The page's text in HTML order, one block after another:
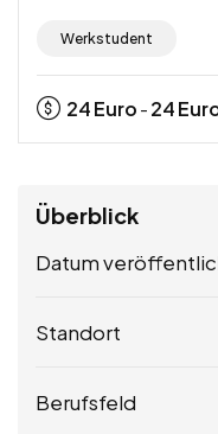
Werkstudent
24Euro - 24
Überblick
Datum
Standort
Berufsfeld